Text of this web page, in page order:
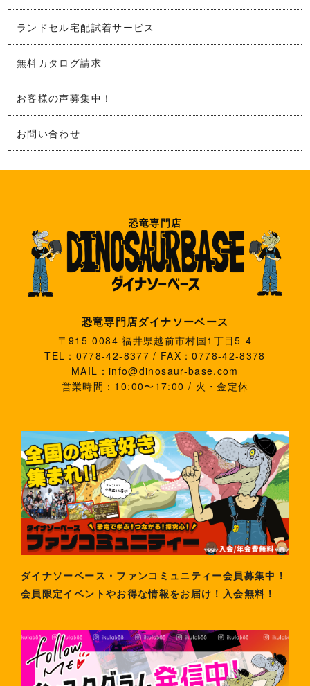
ランドセル宅配試着サービス
無料カタログ請求
お客様の声募集中！
お問い合わせ
恐竜専門店
恐竜専門店ダイナソーベース
〒915-0084 福井県越前市村国1丁目5-4
TEL：0778-42-8377 / FAX：0778-42-8378
MAIL：info@dinosaur-base.com
営業時間：10:00〜17:00 / 火・金定休
ダイナソーベース・ファンコミュニティー会員募集中！
会員限定イベントやお得な情報をお届け！入会無料！